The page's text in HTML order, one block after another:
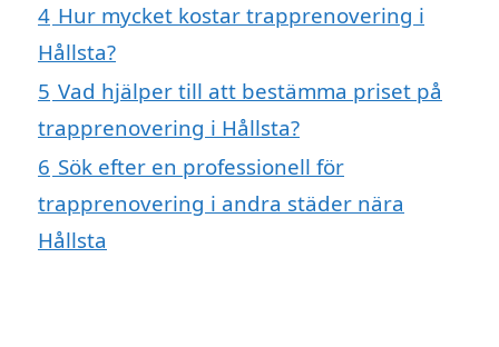
4 Hur mycket kostar trapprenovering i
Hållsta?
5 Vad hjälper till att bestämma priset på
trapprenovering i Hållsta?
6 Sök efter en professionell för
trapprenovering i andra städer nära
Hållsta